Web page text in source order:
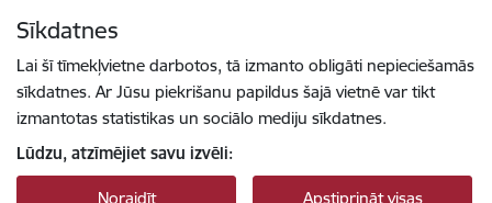
Sīkdatnes
Lai šī tīmekļvietne darbotos, tā izmanto obligāti nepieciešamās
sīkdatnes. Ar Jūsu piekrišanu papildus šajā vietnē var tikt
izmantotas statistikas un sociālo mediju sīkdatnes.
Lūdzu, atzīmējiet savu izvēli:
Noraidīt Apstiprināt visas